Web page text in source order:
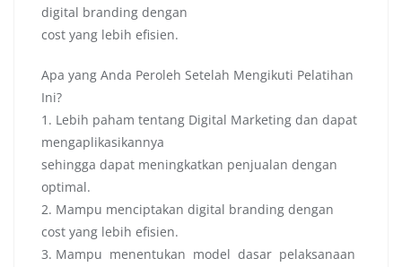
digital branding dengan
cost yang lebih efisien.
Apa yang Anda Peroleh Setelah Mengikuti Pelatihan
Ini?
1. Lebih paham tentang Digital Marketing dan dapat
mengaplikasikannya
sehingga dapat meningkatkan penjualan dengan
optimal.
2. Mampu menciptakan digital branding dengan
cost yang lebih efisien.
3. Mampu menentukan model dasar pelaksanaan